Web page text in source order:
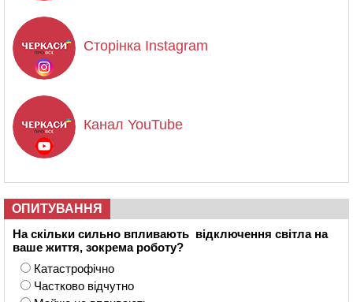
Сторінка Instagram
Канал YouTube
ОПИТУВАННЯ
На скільки сильно впливають відключення світла на
ваше життя, зокрема роботу?
Катастрофічно
Частково відчутно